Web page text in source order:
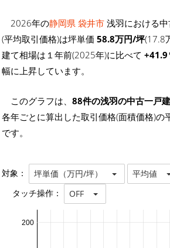
2026年の静岡県 袋井市 浅羽における
(平均取引価格)は坪単価 58.8万円/坪(17.8
建て相場は１年前(2025年)に比べて +41.9
幅に上昇しています。
このグラフは、 88件の浅羽の中古一戸
各年ごとに算出した取引価格(面積価格)の
です。
対象： 坪単価（万円/坪） 平均値
タッチ操作： OFF
200